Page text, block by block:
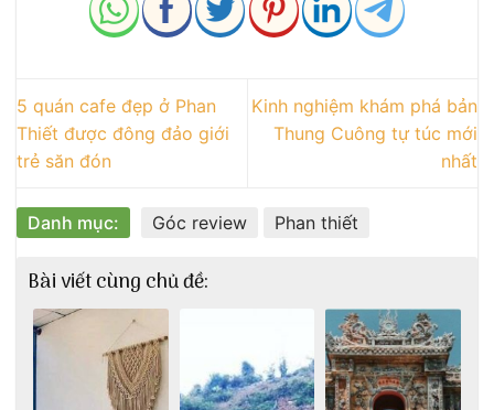
5 quán cafe đẹp ở Phan
Thiết được đông đảo giới
trẻ săn đón
Kinh nghiệm khám phá bản
Thung Cuông tự túc mới
nhất
Danh mục: Góc review Phan thiết
Bài viết cùng chủ đề: